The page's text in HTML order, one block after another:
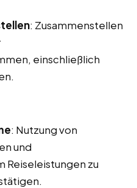
: Zusammenstellen
einschließlich
: Nutzung von
und
Reiseleistungen zu